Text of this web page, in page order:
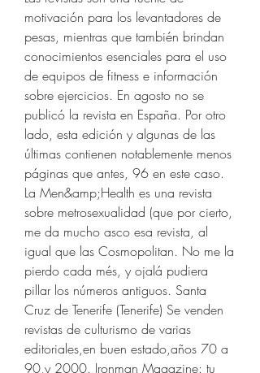
motivación para los levantadores de
pesas, mientras que también brindan
conocimientos esenciales para el uso
de equipos de fitness e información
sobre ejercicios. En agosto no se
publicó la revista en España. Por otro
lado, esta edición y algunas de las
últimas contienen notablemente menos
páginas que antes, 96 en este caso.
La Men&amp;Health es una revista
sobre metrosexualidad (que por cierto,
me da mucho asco esa revista, al
igual que las Cosmopolitan. No me la
pierdo cada més, y ojalá pudiera
pillar los números antiguos. Santa
Cruz de Tenerife (Tenerife) Se venden
revistas de culturismo de varias
editoriales,en buen estado,años 70 a
90,y 2000. Ironman Magazine: tu